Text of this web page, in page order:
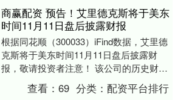
商赢配资 预告！艾里德克斯将于美东
时间11月11日盘后披露财报
根据同花顺（300033）iFind数据，艾里德
克斯将于美东时间11月11日盘后披露财
报，敬请投资者注意！ 该公司的历史财报
披露情况： 日期（美东时间）发布时间....
查看：69 分类：配资平台排行